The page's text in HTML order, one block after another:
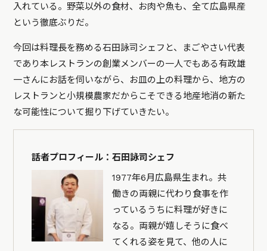
入れている。野菜以外の食材、お肉や魚も、全て広島県産
という徹底ぶりだ。
今回は料理長を務める石田詠司シェフと、まごやさい代表
であり本レストランの創業メンバーの一人でもある有政雄
一さんにお話を伺いながら、お皿の上の料理から、地方の
レストランと小規模農家だからこそできる地産地消の新た
な可能性について掘り下げていきたい。
話者プロフィール：石田詠司シェフ
1977年6月広島県生まれ。共
働きの両親に代わり食事を作
っているうちに料理が好きに
なる。両親が嬉しそうに食べ
てくれる姿を見て、他の人に